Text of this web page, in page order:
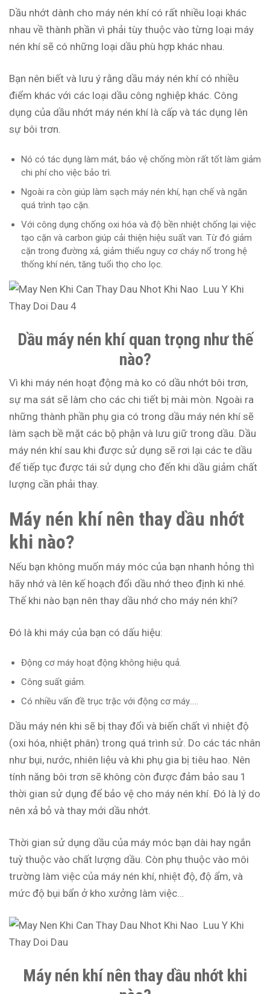
Dầu nhớt dành cho máy nén khí có rất nhiều loại khác
nhau về thành phần vì phải tùy thuộc vào từng loại máy
nén khí sẽ có những loại dầu phù hợp khác nhau.
Bạn nên biết và lưu ý rằng dầu máy nén khí có nhiều
điểm khác với các loại dầu công nghiệp khác. Công
dụng của dầu nhớt máy nén khí là cấp và tác dụng lên
sự bôi trơn.
Nó có tác dụng làm mát, bảo vệ chống mòn rất tốt làm giảm
chi phí cho việc bảo trì.
Ngoài ra còn giúp làm sạch máy nén khí, hạn chế và ngăn
quá trình tạo cặn.
Với công dụng chống oxi hóa và độ bền nhiệt chống lại việc
tạo cặn và carbon giúp cải thiện hiệu suất van. Từ đó giảm
cặn trong đường xả, giảm thiểu nguy cơ cháy nổ trong hệ
thống khí nén, tăng tuổi thọ cho lọc.
Dầu máy nén khí quan trọng như thế
nào?
Vì khi máy nén hoạt động mà ko có dầu nhớt bôi trơn,
sự ma sát sẽ làm cho các chi tiết bị mài mòn. Ngoài ra
những thành phần phụ gia có trong dầu máy nén khí sẽ
làm sạch bề mặt các bộ phận và lưu giữ trong dầu. Dầu
máy nén khí sau khi được sử dụng sẽ rơi lại các te dầu
để tiếp tục được tái sử dụng cho đến khi dầu giảm chất
lượng cần phải thay.
Máy nén khí nên thay dầu nhớt
khi nào?
Nếu bạn không muốn máy móc của bạn nhanh hỏng thì
hãy nhớ và lên kế hoạch đổi dầu nhớ theo định kì nhé.
Thế khi nào bạn nên thay dầu nhớ cho máy nén khí?
Đó là khi máy của bạn có dấu hiệu:
Động cơ máy hoạt động không hiệu quả.
Công suất giảm.
Có nhiều vấn đề trục trặc với động cơ máy…..
Dầu máy nén khi sẽ bị thay đổi và biến chất vì nhiệt độ
(oxi hóa, nhiệt phân) trong quá trình sử. Do các tác nhân
như bụi, nước, nhiên liệu và khi phụ gia bị tiêu hao. Nên
tính năng bôi trơn sẽ không còn được đảm bảo sau 1
thời gian sử dụng để bảo vệ cho máy nén khí. Đó là lý do
nên xả bỏ và thay mới dầu nhớt.
Thời gian sử dụng dầu của máy móc bạn dài hay ngắn
tuỳ thuộc vào chất lượng dầu. Còn phụ thuộc vào môi
trường làm việc của máy nén khí, nhiệt độ, độ ẩm, và
mức độ bụi bẩn ở kho xưởng làm việc…
Máy nén khí nên thay dầu nhớt khi